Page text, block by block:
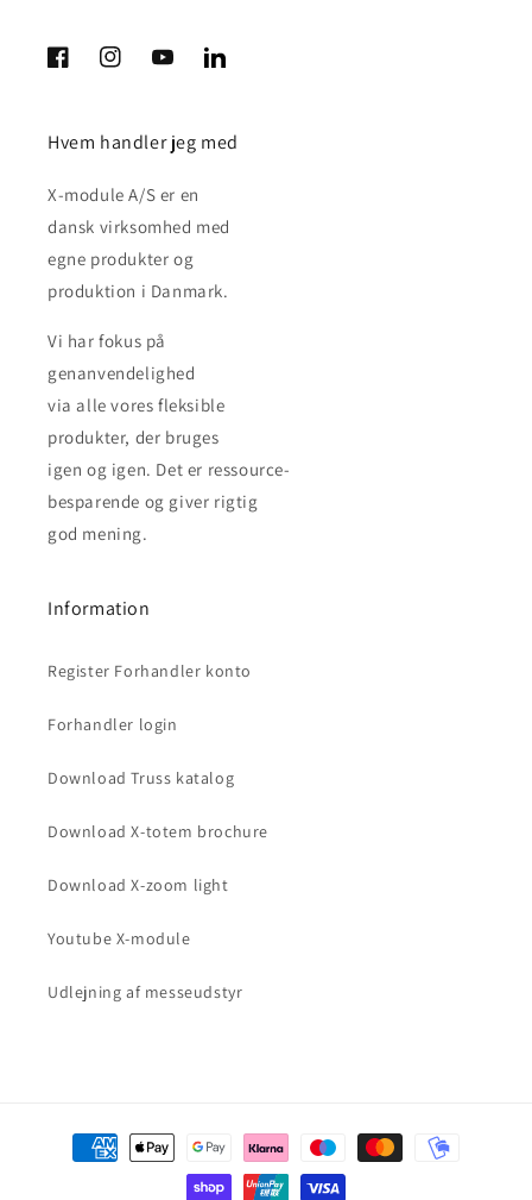
FacebookInstagramYouTubeLinkedIn
Hvem handler jeg med
X-module A/S er en
dansk virksomhed med
egne produkter og
produktion i Danmark.
Vi har fokus på
genanvendelighed
via alle vores fleksible
produkter, der bruges
igen og igen. Det er ressource-
besparende og giver rigtig
god mening.
Information
Register Forhandler konto
Forhandler login
Download Truss katalog
Download X-totem brochure
Download X-zoom light
Youtube X-module
Udlejning af messeudstyr
Payment
methods